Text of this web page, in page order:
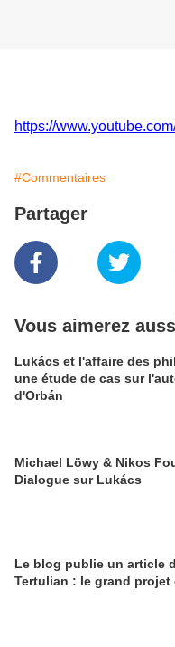
https://
#Commentaires
Partager
Vous aimerez
Lukács et l'affaire des
une étude de cas sur
d'Orbán
Michael Löwy & Nikos
Dialogue sur Lukács
Le blog publie un article
Tertulian : le grand projet